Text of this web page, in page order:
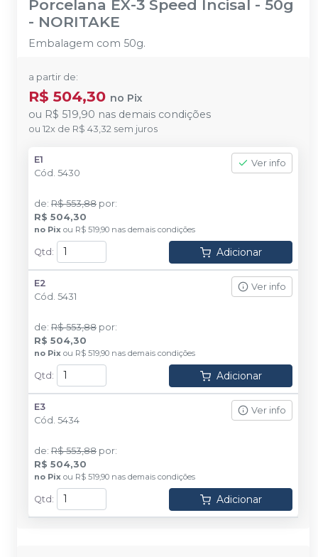
Porcelana EX-3 Speed Incisal - 50g
- NORITAKE
Embalagem com 50g.
a partir de:
R$ 504,30 no Pix
ou R$ 519,90 nas demais condições
ou 12x de R$ 43,32 sem juros
E1
Cód. 5430
Ver info
de: R$ 553,88 por:
R$ 504,30
no Pix ou R$ 519,90 nas demais condições
Qtd : Adicionar
E2
Cód. 5431
Ver info
de: R$ 553,88 por:
R$ 504,30
no Pix ou R$ 519,90 nas demais condições
Qtd : Adicionar
E3
Cód. 5434
Ver info
de: R$ 553,88 por:
R$ 504,30
no Pix ou R$ 519,90 nas demais condições
Qtd : Adicionar